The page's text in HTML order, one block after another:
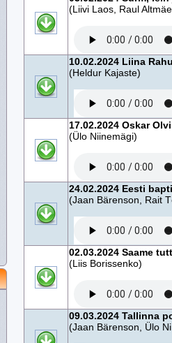
(Liivi Laos, Raul
10.02.2024 Liina
(Heldur Kajaste)
17.02.2024 Oskar
(Ülo Niinemägi)
24.02.2024 Eesti
(Jaan Bärenson, Rait
02.03.2024 Saame
(Liis Borissenko)
09.03.2024 Tallinna
(Jaan Bärenson, Ülo